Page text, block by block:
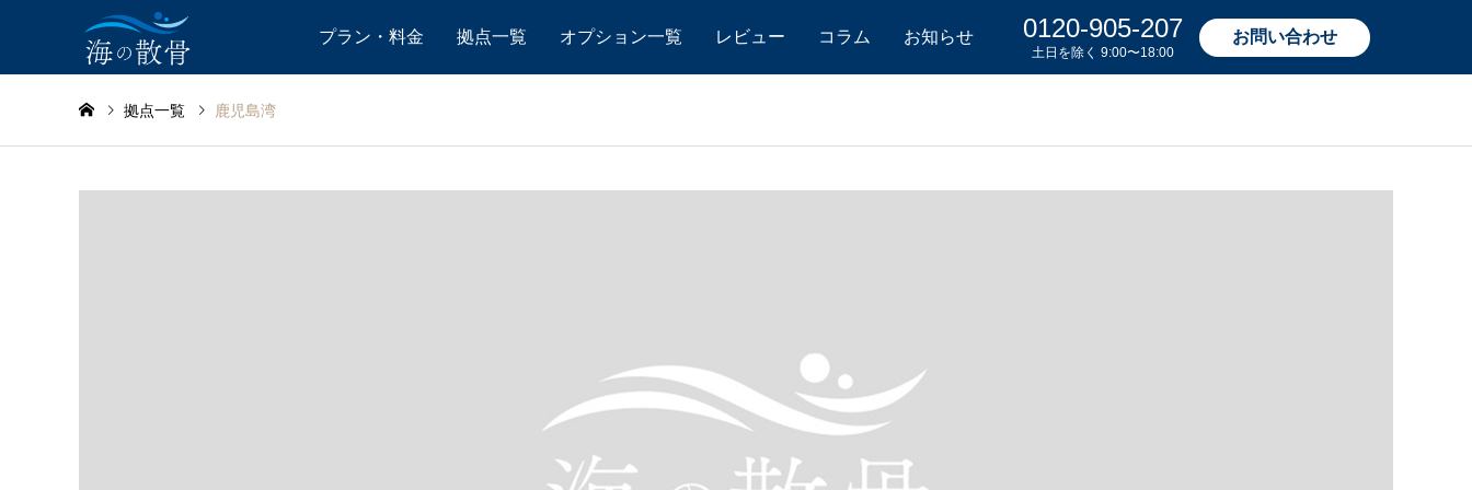
プラン・料金 拠点一覧 オプション一覧 レビュー コラム お知らせ 0120-905-207 お問い合わせ
拠点一覧 鹿児島湾